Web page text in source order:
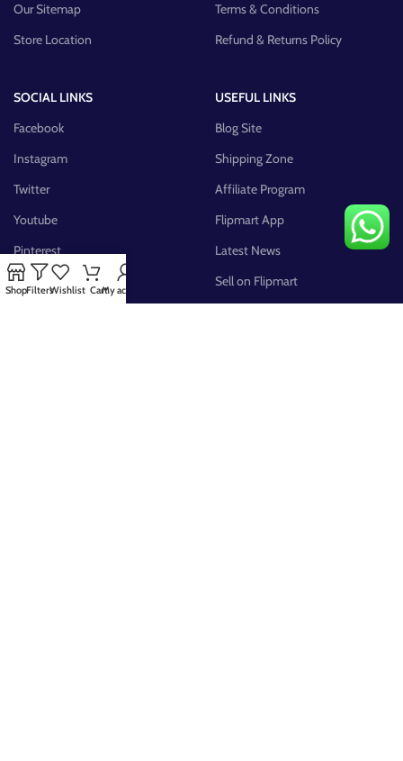
Our Sitemap
Store Location
Terms & Conditions
Refund & Returns Policy
SOCIAL LINKS
Facebook
Instagram
Twitter
Youtube
Pinterest
FB Group
USEFUL LINKS
Blog Site
Shipping Zone
Affiliate Program
Flipmart App
Latest News
Sell on Flipmart
ShopFiltersWishlist CartMy account